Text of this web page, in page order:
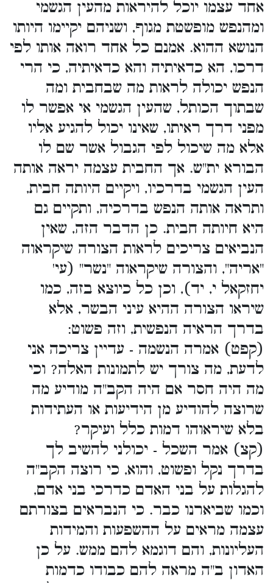
אחד עצמו יוכל להיראות מהעין הגשמי
ומהנפש מופשטת מגוף, ושניהם יקיימו היותו
הנושא ההוא. אמנם כל אחד רואה אותו לפי
דרכו, הא כדאיתיה והא כדאיתיה, כי הרי
הנפש יכולה לראות מה שבחבית ומה
שבתוך הכותל, שהעין הגשמי אי אפשר לו
מפני דרך ראיתו, שאינו יכול להגיע אליו
אלא מה שיכול לפי הגבול אשר שם לו
הבורא ית"ש. אך החבית עצמה יראה אותה
העין הגשמי בדרכיו, ויקיים היותה חבית,
ותראה אותה הנפש בדרכיה, ותקיים גם
היא חיותה חבית. כן הדבר הזה, שאין
הנביאים צריכים לראות הצורה שיקראוה
"אריה", והצורה שיקראוה "נשר" (עי'
יחזקאל י, יד), וכן כל כיוצא בזה, כמו
שיראו הצורה ההיא עיני הבשר, אלא
בדרך הראיה הנפשית, וזה פשוט:
(קפט) אמרה הנשמה - עדיין צריכה אני
לדעת, מה צורך יש לתמונות האלה? וכי
מה היה חסר אם היה הקב"ה מודיע מה
שרוצה להודיע מן הידיעות או העתידות
בלא שיראוהו דמות כלל ועיקר?
(קצ) אמר השכל - יכולני להשיב לך
בדרך נקל ופשוט, והוא, כי רוצה הקב"ה
להגלות על בני האדם כדרכי בני אדם,
וכמו שביארנו כבר. כי הנבראים בצורתם
עצמה מראים על ההשפעות והמידות
העליונות, והם דוגמא להם ממש. על כן
האדון ב"ה מראה להם כבודו כדמות